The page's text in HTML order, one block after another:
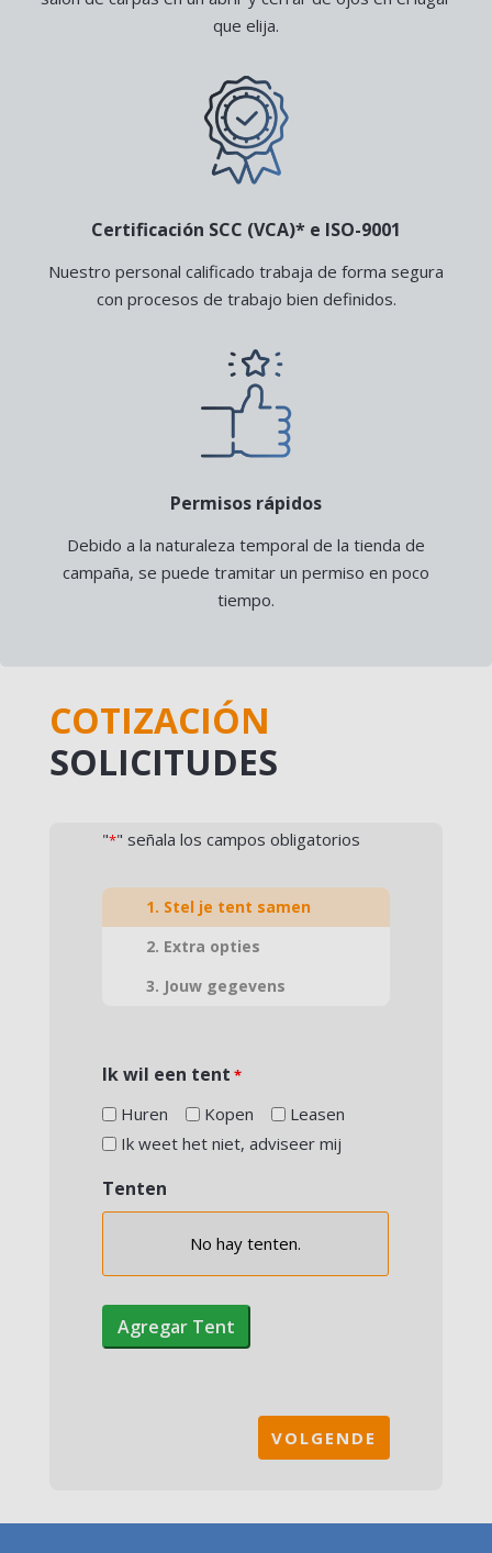
que elija.
Certificación SCC (VCA)* e ISO-9001
Nuestro personal calificado trabaja de forma segura
con procesos de trabajo bien definidos.
Permisos rápidos
Debido a la naturaleza temporal de la tienda de
campaña, se puede tramitar un permiso en poco
tiempo.
COTIZACIÓN
SOLICITUDES
"*" señala los campos obligatorios
1. Stel je tent samen
2. Extra opties
3. Jouw gegevens
Ik wil een tent *
Huren Kopen
Leasen
Ik weet het niet, adviseer mij
Tenten
de
tienda
No hay tenten.
Agregar Tent